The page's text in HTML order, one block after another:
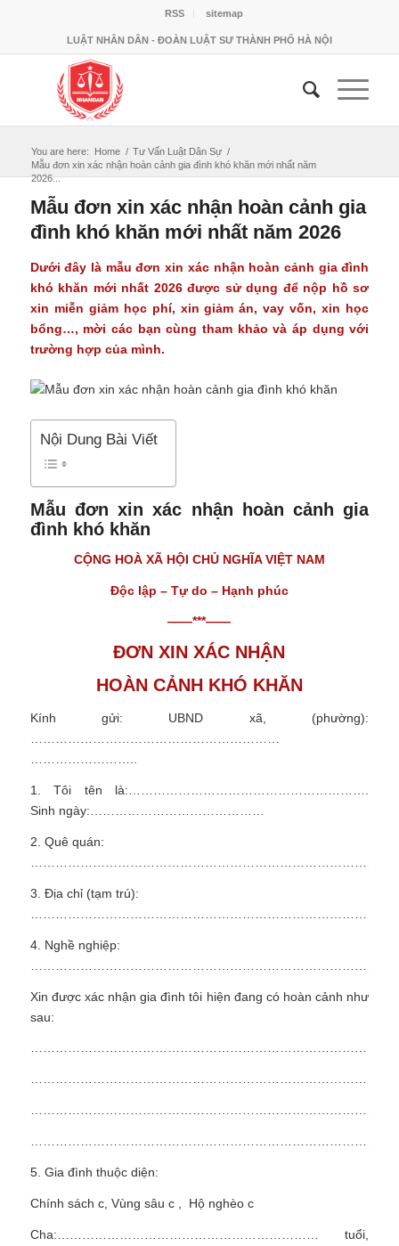
RSS sitemap
LUẬT NHÂN DÂN - ĐOÀN LUẬT SƯ THÀNH PHỐ HÀ NỘI
You are here: Home / Tư Vấn Luật Dân Sự /
Mẫu đơn xin xác nhận hoàn cảnh gia đình khó khăn mới nhất năm
2026...
Mẫu đơn xin xác nhận hoàn cảnh gia
đình khó khăn mới nhất năm 2026
Dưới đây là mẫu đơn xin xác nhận hoàn cảnh gia đình
khó khăn mới nhất 2026 được sử dụng để nộp hồ sơ
xin miễn giảm học phí, xin giảm án, vay vốn, xin học
bổng…, mời các bạn cùng tham khảo và áp dụng với
trường hợp của mình.
Nội Dung Bài Viết
Mẫu đơn xin xác nhận hoàn cảnh gia
đình khó khăn
CỘNG HOÀ XÃ HỘI CHỦ NGHĨA VIỆT NAM
Độc lập – Tự do – Hạnh phúc
——***——
ĐƠN XIN XÁC NHẬN
HOÀN CẢNH KHÓ KHĂN
Kính gửi: UBND xã, (phường):
1. Tôi tên là:………………………………………………….
Sinh ngày:……………………………………
2. Quê quán:
3. Địa chỉ (tạm trú):
4. Nghề nghiệp:
Xin được xác nhận gia đình tôi hiện đang có hoàn cảnh như
sau:
5. Gia đình thuộc diện:
Chính sách c, Vùng sâu c , Hộ nghèo c
Cha:……………………………………………………… tuổi,